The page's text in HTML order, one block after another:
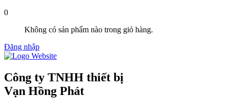
0
Không có sản phẩm nào trong giỏ hàng.
Đăng nhập
Công ty TNHH thiết bị
Vạn Hồng Phát